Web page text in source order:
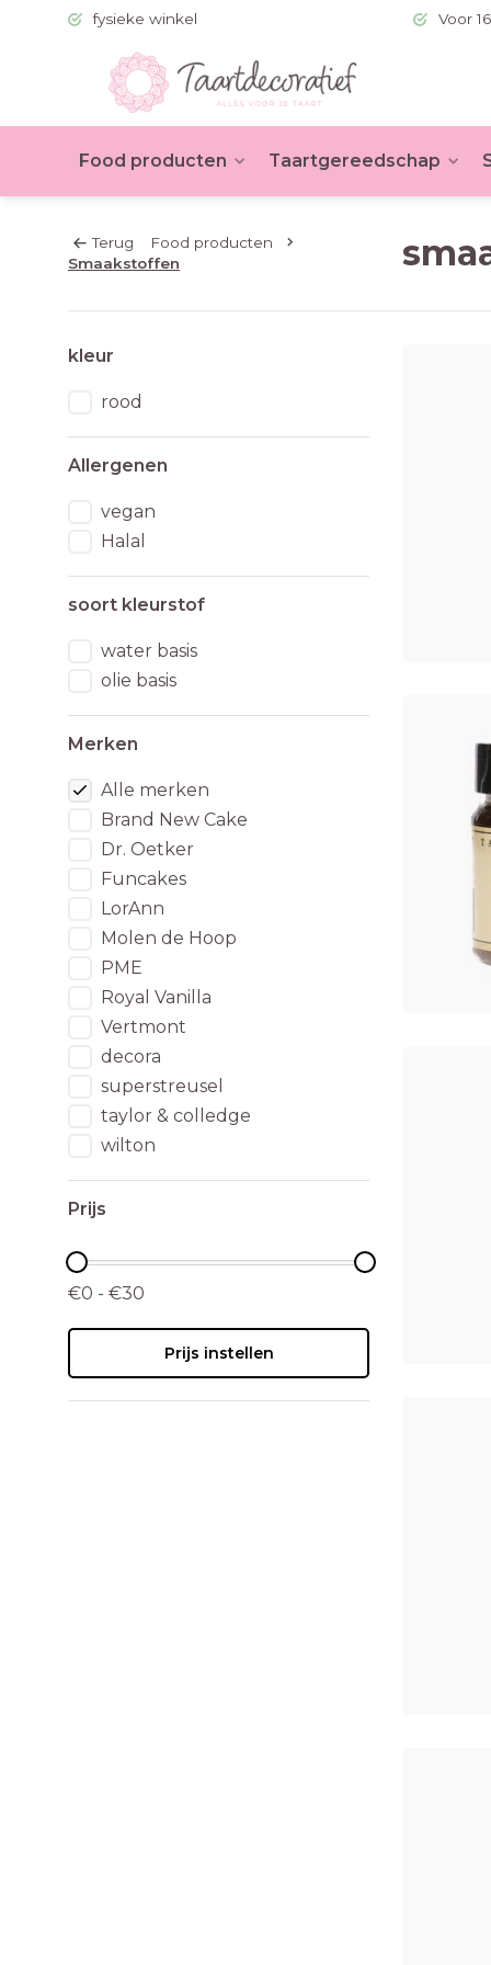
fysieke winkel Voor
Food producten Taartgereedschap
Terug
Food producten
Smaakstoffen
kleur
rood
Allergenen
vegan
Halal
soort kleurstof
water basis
olie basis
Merken
Alle merken
Brand New Cake
Dr. Oetker
Funcakes
LorAnn
Molen de Hoop
PME
Royal Vanilla
Vertmont
decora
superstreusel
taylor & colledge
wilton
Prijs
€0 - €30
Prijs instellen